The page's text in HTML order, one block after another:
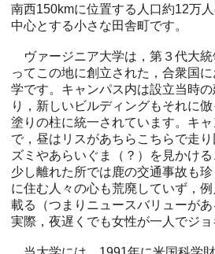
南西150kmに位置する人口約12万
中心とする小さな田舎町です。
ヴァージニア大学は，第３代大統
ってこの地に創立された，合衆国
学です。キャンパス内は設立当時
り，新しいビルディングもそれに
塗りの柱に統一されています。キ
で，昼はリスがあちらこちらで走
ズミやあらいぐま（？）を見かけ
少し離れた所では鹿の交通事故も
に住む人々の心も荒廃していず，
載る（つまりニュースバリューがあ
実際，夜遅くでも女性が一人でジョ